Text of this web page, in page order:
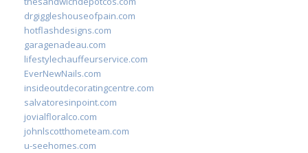
drgiggleshouseofpain.com
hotflashdesigns.com
garagenadeau.com
lifestylechauffeurservice.com
EverNewNails.com
insideoutdecoratingcentre.com
salvatoresinpoint.com
jovialfloralco.com
johnlscotthometeam.com
u-seehomes.com